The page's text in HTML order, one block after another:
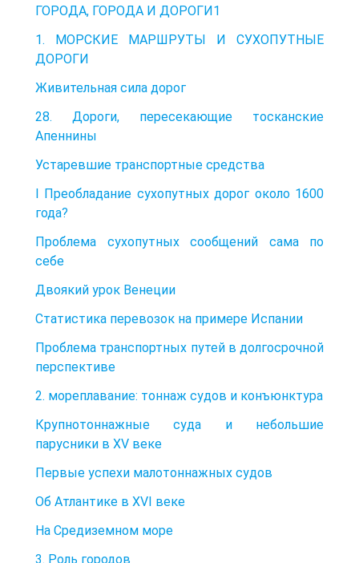
ГОРОДА, ГОРОДА И ДОРОГИ1
1. МОРСКИЕ МАРШРУТЫ И СУХОПУТНЫЕ
ДОРОГИ
Живительная сила дорог
28. Дороги, пересекающие тосканские
Апеннины
Устаревшие транспортные средства
I Преобладание сухопутных дорог около 1600
года?
Проблема сухопутных сообщений сама по
себе
Двоякий урок Венеции
Статистика перевозок на примере Испании
Проблема транспортных путей в долгосрочной
перспективе
2. мореплавание: тоннаж судов и конъюнктура
Крупнотоннажные суда и небольшие
парусники в XV веке
Первые успехи малотоннажных судов
Об Атлантике в XVI веке
На Средиземном море
3. Роль городов